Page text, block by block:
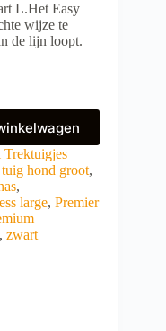
L.Het Easy
wijze te
de lijn loopt.
Trektuigjes
hond groot,
,
large, Premier
, zwart